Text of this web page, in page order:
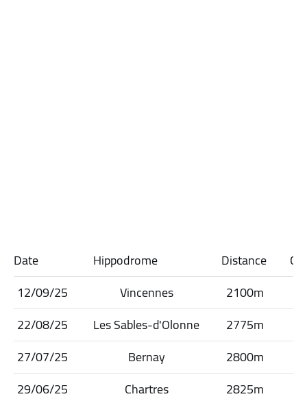
Date Hippodrome Distance
12/09/25
Vincennes
2100m
22/08/25
Les Sables-d'Olonne 2775m
27/07/25
Bernay 2800m
29/06/25
Chartres 2825m